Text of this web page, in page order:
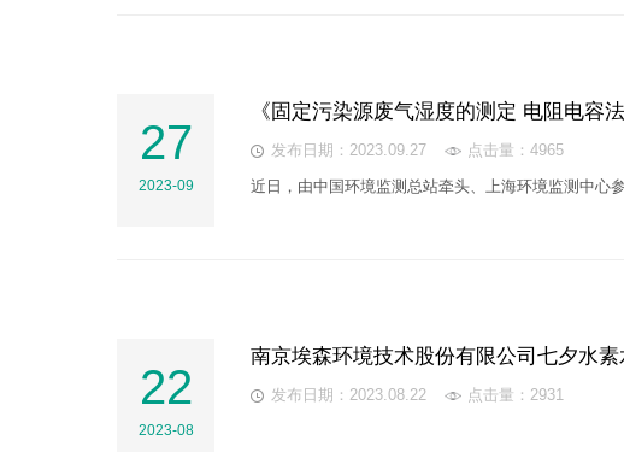
27
2023-09
《固定污染源废气湿度的测定 电阻电容
发布日期：2023.09.27
点击量：4965
近日，由中国环境监测总站牵头、上海环境监测中心
22
2023-08
南京埃森环境技术股份有限公司七夕水素
发布日期：2023.08.22 点击量：2931